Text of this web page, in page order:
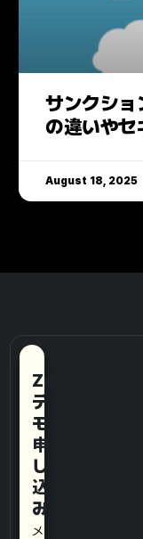
サンクショ
の違いやセ
August 18, 2025
ZeroDarkWeb
デ
モ
申
し
込
み
メ